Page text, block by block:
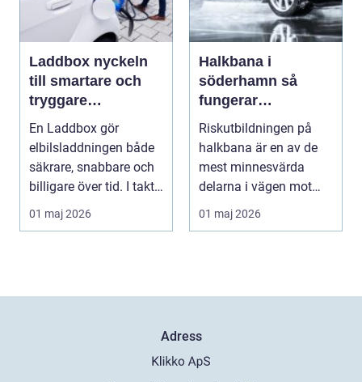
Laddbox nyckeln
till smartare och
tryggare
elbilsladdning
hemma
En Laddbox gör
elbilsladdningen både
säkrare, snabbare och
billigare över tid. I takt
med att fler s...
01 maj 2026
Halkbana i
söderhamn så
fungerar
riskutbildningen
och därför spelar
den roll
Riskutbildningen på
halkbana är en av de
mest minnesvärda
delarna i vägen mot
körkort. Många
01 maj 2026
Adress